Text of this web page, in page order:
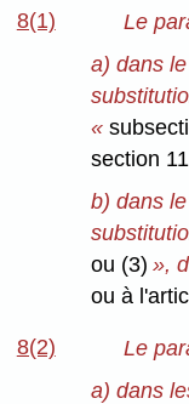
8(1)
Le
a) dans
«
section
b) dans
ou (3) »,
ou à
8(2)
Le
a) dans